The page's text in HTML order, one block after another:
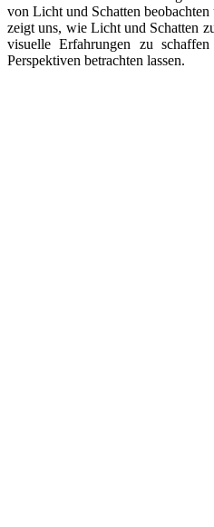
von Licht und Schatten
zeigt uns, wie Licht und Schatten
visuelle Erfahrungen zu
Perspektiven betrachten lassen.